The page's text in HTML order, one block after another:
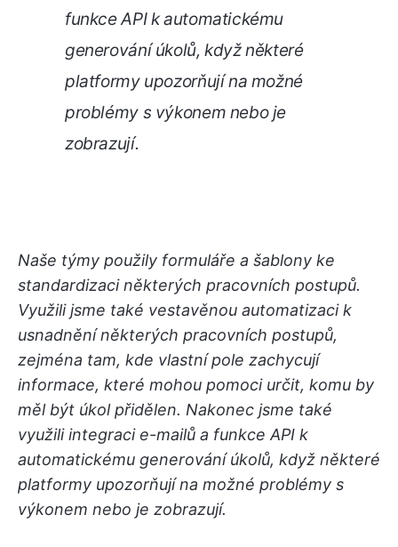
funkce API k automatickému
generování úkolů, když některé
platformy upozorňují na možné
problémy s výkonem nebo je
zobrazují.
Naše týmy použily formuláře a šablony ke
standardizaci některých pracovních postupů.
Využili jsme také vestavěnou automatizaci k
usnadnění některých pracovních postupů,
zejména tam, kde vlastní pole zachycují
informace, které mohou pomoci určit, komu by
měl být úkol přidělen. Nakonec jsme také
využili integraci e-mailů a funkce API k
automatickému generování úkolů, když některé
platformy upozorňují na možné problémy s
výkonem nebo je zobrazují.